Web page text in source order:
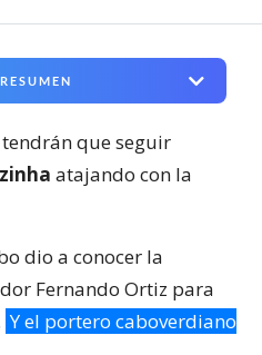
tendrán que seguir
atajando con la
dio a conocer la
Fernando Ortiz para
Y el portero caboverdiano